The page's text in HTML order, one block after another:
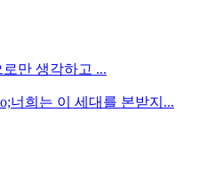
만 생각하고 ...
너희는 이 세대를 본받지...